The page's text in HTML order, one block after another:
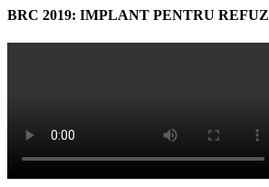
BRC 2019: IMPLANT PENTRU REFUZ